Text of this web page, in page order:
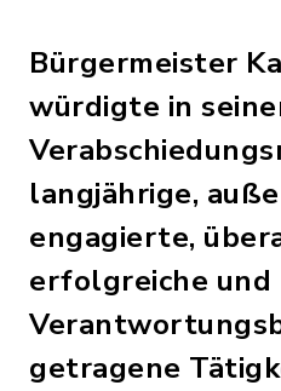
Bürgermeister
würdigte in
langjährige,
engagierte,
erfolgreiche und
getragene